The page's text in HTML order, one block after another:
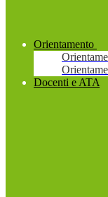
Orientamento
Docenti e ATA